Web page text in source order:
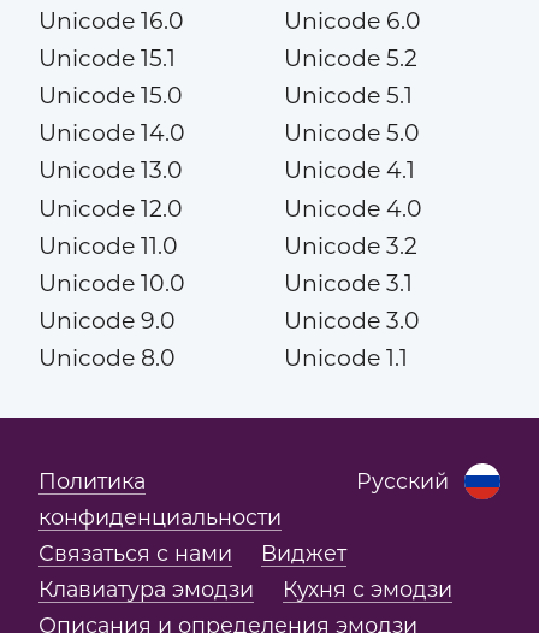
Unicode 16.0
Unicode 15.1
Unicode 15.0
Unicode 14.0
Unicode 13.0
Unicode 12.0
Unicode 11.0
Unicode 10.0
Unicode 9.0
Unicode 8.0
Unicode 6.0
Unicode 5.2
Unicode 5.1
Unicode 5.0
Unicode 4.1
Unicode 4.0
Unicode 3.2
Unicode 3.1
Unicode 3.0
Unicode 1.1
Русский
Политика
конфиденциальности
Связаться с нами
Виджет
Клавиатура эмодзи
Кухня с эмодзи
Описания и определения эмодзи